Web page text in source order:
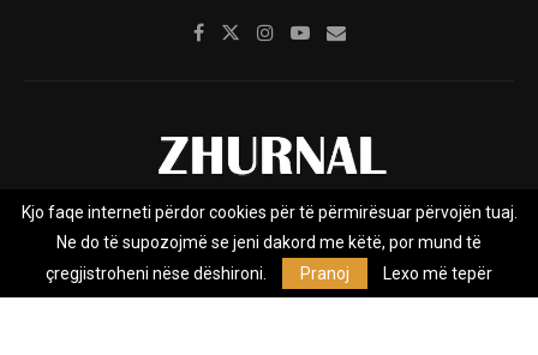
Rreth nesh Impresumi Marketing
Kontakt
Privacy Policy
Zhurnal.mk është Agjenci e Lajmeve e pavarur, e themeluar në vitin
Kjo faqe interneti përdor cookies për të përmirësuar përvojën tuaj.
Ne do të supozojmë se jeni dakord me këtë, por mund të
çregjistroheni nëse dëshironi.
Pranoj Lexo më tepër